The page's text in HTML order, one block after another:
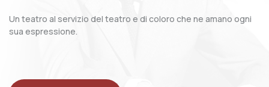
Un teatro al servizio del teatro e di coloro che ne amano ogni
sua espressione.